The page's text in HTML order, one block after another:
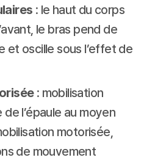
: le haut du corps
le bras pend de
et oscille sous l’effet de
: mobilisation
l’épaule au moyen
motorisée,
de mouvement